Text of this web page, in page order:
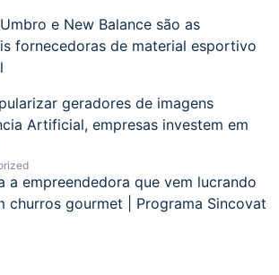
e New Balance são as
fornecedoras de material esportivo
geradores de imagens
Artificial, empresas investem em
a empreendedora que vem lucrando
churros gourmet | Programa Sincovat